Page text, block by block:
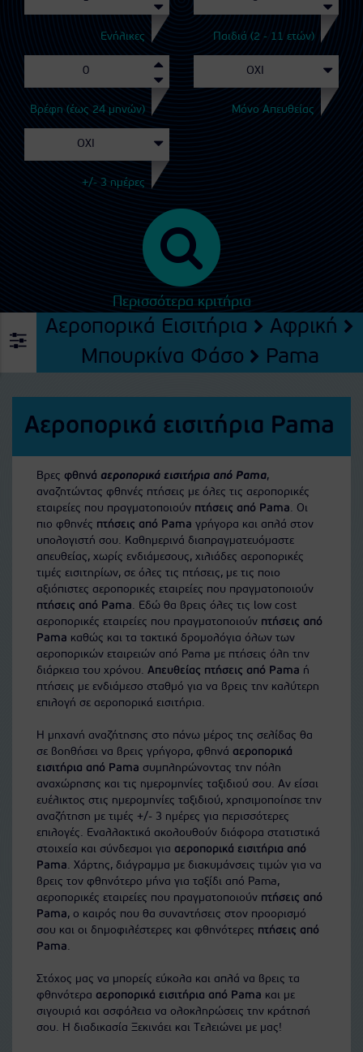
Ενήλικες Παιδιά (2 - 11 ετών)
Βρέφη (έως 24 μηνών) Μόνο Απευθείας
+/- 3 ημέρες
Περισσότερα κριτήρια
Αεροπορικά Εισιτήρια
Αφρική
Μπουρκίνα Φάσο
Pama
Αεροπορικά εισιτήρια Pama
Βρες φθηνά αεροπορικά εισιτήρια από Pama,
αναζητώντας φθηνές πτήσεις με όλες τις αεροπορικές
εταιρείες που πραγματοποιούν πτήσεις από Pama. Οι
πιο φθηνές πτήσεις από Pama γρήγορα και απλά στον
υπολογιστή σου. Καθημερινά διαπραγματευόμαστε
απευθείας, χωρίς ενδιάμεσους, χιλιάδες αεροπορικές
τιμές εισιτηρίων, σε όλες τις πτήσεις, με τις ποιο
αξιόπιστες αεροπορικές εταιρείες που πραγματοποιούν
πτήσεις από Pama. Εδώ θα βρεις όλες τις low cost
αεροπορικές εταιρείες που πραγματοποιούν πτήσεις από
Pama καθώς και τα τακτικά δρομολόγια όλων των
αεροπορικών εταιρειών από Pama με πτήσεις όλη την
διάρκεια του χρόνου. Απευθείας πτήσεις από Pama ή
πτήσεις με ενδιάμεσο σταθμό για να βρεις την καλύτερη
επιλογή σε αεροπορικά εισιτήρια.
Η μηχανή αναζήτησης στο πάνω μέρος της σελίδας θα
σε βοηθήσει να βρεις γρήγορα, φθηνά αεροπορικά
εισιτήρια από Pama συμπληρώνοντας την πόλη
αναχώρησης και τις ημερομηνίες ταξιδιού σου. Αν είσαι
ευέλικτος στις ημερομηνίες ταξιδιού, χρησιμοποίησε την
αναζήτηση με τιμές +/- 3 ημέρες για περισσότερες
επιλογές. Εναλλακτικά ακολουθούν διάφορα στατιστικά
στοιχεία και σύνδεσμοι για αεροπορικά εισιτήρια από
Pama. Χάρτης, διάγραμμα με διακυμάνσεις τιμών για να
βρεις τον φθηνότερο μήνα για ταξίδι από Pama,
αεροπορικές εταιρείες που πραγματοποιούν πτήσεις από
Pama, ο καιρός που θα συναντήσεις στον προορισμό
σου και οι δημοφιλέστερες και φθηνότερες πτήσεις από
Pama.
Στόχος μας να μπορείς εύκολα και απλά να βρεις τα
φθηνότερα αεροπορικά εισιτήρια από Pama και με
σιγουριά και ασφάλεια να ολοκληρώσεις την κράτησή
σου. Η διαδικασία Ξεκινάει και Τελειώνει με μας!